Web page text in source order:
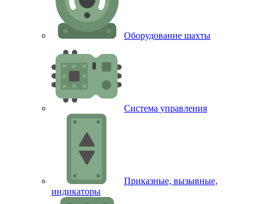
Оборудование шахты
Система управления
Приказные, вызывные,
индикаторы